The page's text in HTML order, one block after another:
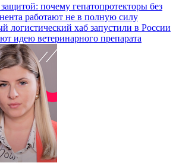
почему гепатопротекторы без
работают не в полную силу
логистический хаб запустили в России
идею ветеринарного препарата